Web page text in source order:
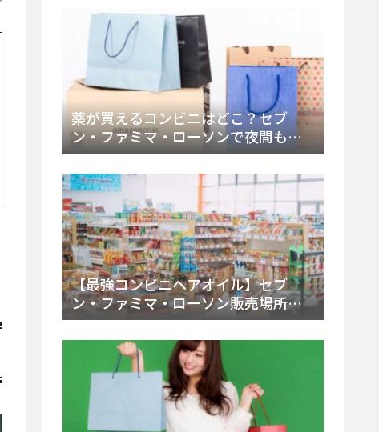
薬が買えるコンビニはどこ？セブ
ン・ファミマ・ローソンで夜間も買
える市販薬の種類と販売店の探し方
【2025年最新】
【最強コンビニヘアオイル】セブ
ン・ファミマ・ローソン販売場所
は？今すぐ買えるおすすめ市販品を
徹底調査！